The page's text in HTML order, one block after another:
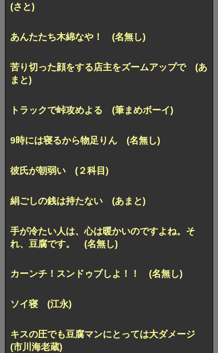
(さと)
あんたたち木綿なや！ (名無し)
苦り切った顔をする店主をズームアップで (あ
まと)
トラックで峠攻めよる (筆まめボーイ)
9時には寝るから物足りん (名無し)
彼氏が朝弱い (２科目)
絹ごしの銭は持たない (あまと)
手が冷たい人は、心は暖かいのですよね。そ
れ、豆腐です。 (名無し)
カーンチ！スンドゥブしよ！！ (名無し)
ソイ寝 (江永)
キスの圧でも豆腐マンにとっては大ダメージ
(市川海老蔵)